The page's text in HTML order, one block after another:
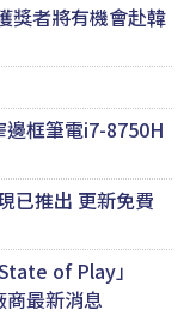
獎者將有機會赴韓
邊框筆電i7-8750H
已推出 更新免費
of Play」
最新消息